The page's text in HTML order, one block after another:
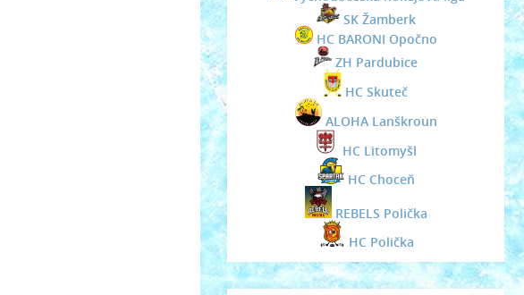
SK Žamberk
HC BARONI Opočno
ZH Pardubice
HC Skuteč
ALOHA Lanškroun
HC Litomyšl
HC Choceň
REBELS Polička
HC Polička